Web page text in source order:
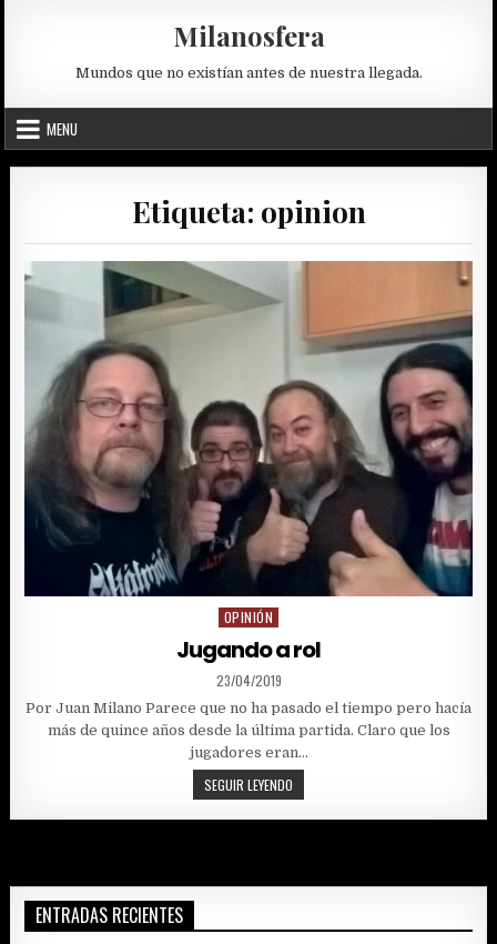
Milanosfera
Mundos que no existían antes de nuestra llegada.
MENU
Etiqueta: opinion
Posted
OPINIÓN
Jugando a rol
PUBLISHED
DATE:
23/04/2019
Por Juan Milano Parece que no ha pasado el tiempo pero hacía
más de quince años desde la última partida. Claro que los
jugadores eran…
SEGUIR LEYENDO
A
ROL
ENTRADAS RECIENTES